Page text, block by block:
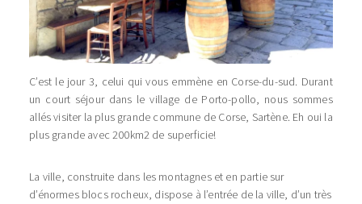
C’est le jour 3, celui qui vous emmène en Corse-du-sud. Durant
un court séjour dans le village de Porto-pollo, nous sommes
allés visiter la plus grande commune de Corse, Sartène. Eh oui la
plus grande avec 200km2 de superficie!
La ville, construite dans les montagnes et en partie sur
d’énormes blocs rocheux, dispose à l’entrée de la ville, d’un très